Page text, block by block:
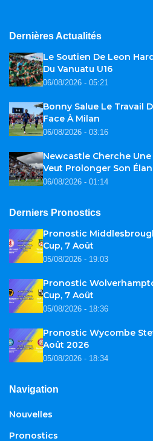
Dernières Actualités
Le Soutien De Leon
Du Vanuatu U16
06/08/2026 - 05:21
Bonny Salue Le Travail
Face À Milan
06/08/2026 - 03:16
Newcastle Cherche
Veut Prolonger Son Élan
06/08/2026 - 01:14
Derniers Pronostics
Pronostic
Cup, 7 Août
05/08/2026 - 19:03
Pronostic
Cup, 7 Août
05/08/2026 - 18:36
Pronostic Wycombe
Août 2026
05/08/2026 - 18:34
Navigation
Nouvelles
Pronostics